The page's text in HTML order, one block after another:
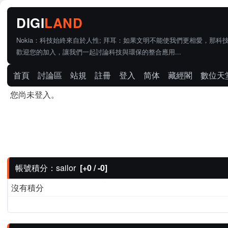
Nokia：科技始終來自於人性; 拜耳：如果文明不能使我們更相愛，那科
歡迎您的加入，讓我們一起討論科技與環保的整合應用...
首頁 討論區 站規 註冊 登入 简体 藏經閣
數位天
您尚未登入。
帳號積分：sailor [+0 / -0]
沒有積分